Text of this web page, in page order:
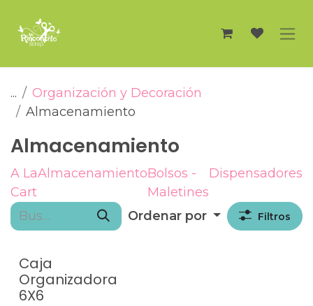
...
Organización y Decoración
Almacenamiento
Almacenamiento
A La
Cart
AlmacenamientoBolsos -
Maletines
Dispensadores
Ordenar por Filtros
Caja
Organizadora
6X6